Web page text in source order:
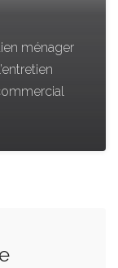
ménager